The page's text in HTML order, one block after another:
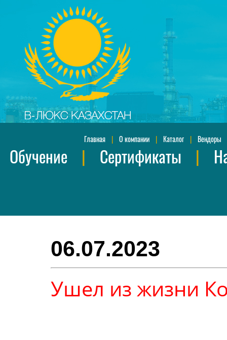
Главная| О компании| Каталог| Вендоры
Обучение | Сертификаты |
06.07.2023
Ушел из жизни